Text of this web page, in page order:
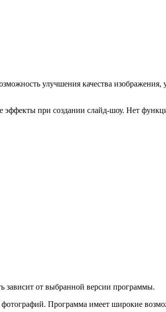
улучшения качества
при создании слайд-шоу. Нет
зависит от выбранной версии программы.
Программа имеет широкие